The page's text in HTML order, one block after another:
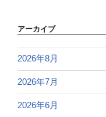
アーカイブ
2026年8月
2026年7月
2026年6月